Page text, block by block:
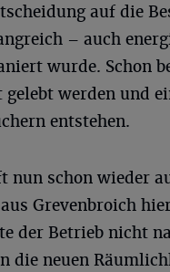
auf die
– auch
wurde. Schon
werden und
entstehen.
nun schon wieder
Grevenbroich
der Betrieb nicht
die neuen